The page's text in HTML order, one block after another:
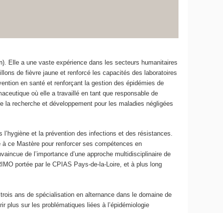
Elle a une vaste expérience dans les secteurs humanitaires
de fièvre jaune et renforcé les capacités des laboratoires
en santé et renforçant la gestion des épidémies de
où elle a travaillé en tant que responsable de
la recherche et développement pour les maladies négligées
et la prévention des infections et des résistances.
ce Mastère pour renforcer ses compétences en
de l’importance d’une approche multidisciplinaire de
portée par le CPIAS Pays-de-la-Loire, et à plus long
ans de spécialisation en alternance dans le domaine de
plus sur les problématiques liées à l’épidémiologie